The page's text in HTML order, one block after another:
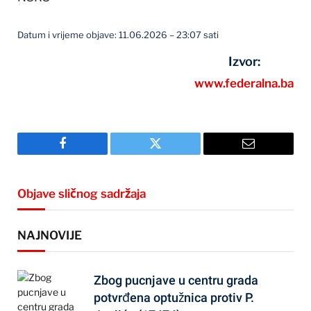
Datum i vrijeme objave: 11.06.2026 – 23:07 sati
Izvor:
www.federalna.ba
Facebook Twitter Email
Objave sličnog sadržaja
NAJNOVIJE
Zbog pucnjave u centru grada
potvrđena optužnica protiv P.